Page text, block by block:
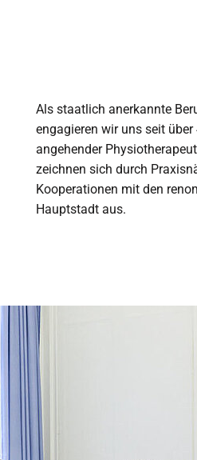
Als staatlich anerkannte
engagieren wir uns seit
angehender
zeichnen sich durch
Kooperationen mit den
Hauptstadt aus.